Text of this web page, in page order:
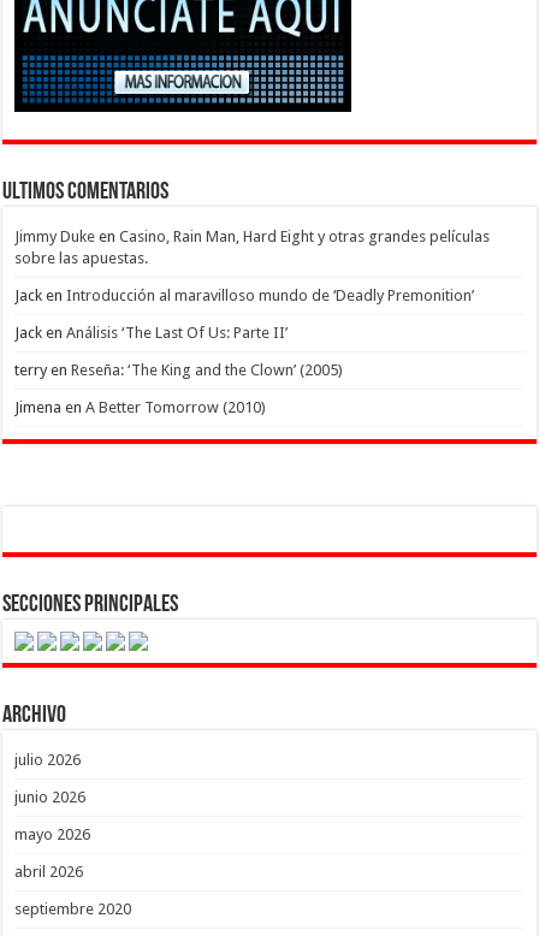
Ultimos Comentarios
Jimmy Duke enCasino, Rain Man, Hard Eight y otras grandes películas
sobre las apuestas.
Jack enIntroducción al maravilloso mundo de ‘Deadly Premonition’
Jack enAnálisis ‘The Last Of Us: Parte II’
terryenReseña: ‘The King and the Clown’ (2005)
Jimena enA Better Tomorrow (2010)
Secciones Principales
Archivo
julio 2026
junio 2026
mayo 2026
abril 2026
septiembre 2020